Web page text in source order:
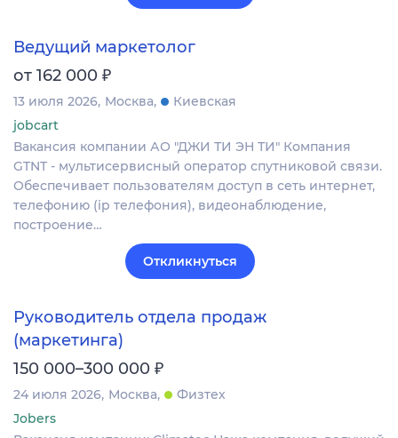
Ведущий маркетолог
от 162 000 ₽
13 июля 2026 Москва
Киевская
jobcart
Вакансия компании АО "ДЖИ ТИ ЭН ТИ" Компания
GTNT - мультисервисный оператор спутниковой связи.
Обеспечивает пользователям доступ в сеть интернет,
телефонию (ip телефония), видеонаблюдение,
построение…
Откликнуться
Руководитель отдела продаж
(маркетинга)
150 000–300 000 ₽
24 июля 2026 Москва
Физтех
Jobers